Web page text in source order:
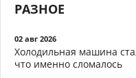
РАЗНОЕ
02 авг 2026
Холодильная машина
что именно сломалось